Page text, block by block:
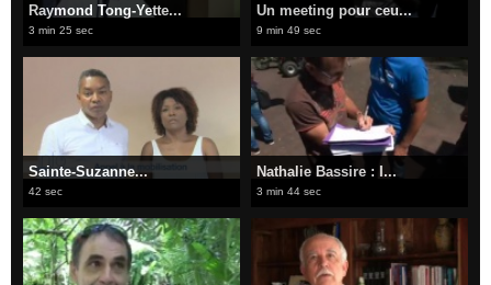
Raymond Tong-Yette...
3 min 25 sec
Un meeting pour ceu...
9 min 49 sec
Sainte-Suzanne...
42 sec
Nathalie Bassire : I...
3 min 44 sec